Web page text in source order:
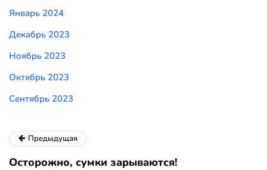
Январь 2024
Декабрь 2023
Ноябрь 2023
Октябрь 2023
Сентябрь 2023
Предыдущая
Осторожно, сумки зарываются!